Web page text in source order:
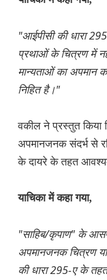
"आईपीसी की धारा
प्रथाओं के चित्रण में
मान्यताओं का अपमान
निहित है।"
वकील ने प्रस्तुत किया
अपमानजनक संदर्भ से
के दायरे के तहत
याचिका में कहा गया,
"साहिब/कृपाण" के
अपमानजनक चित्रण
की धारा 295-ए के